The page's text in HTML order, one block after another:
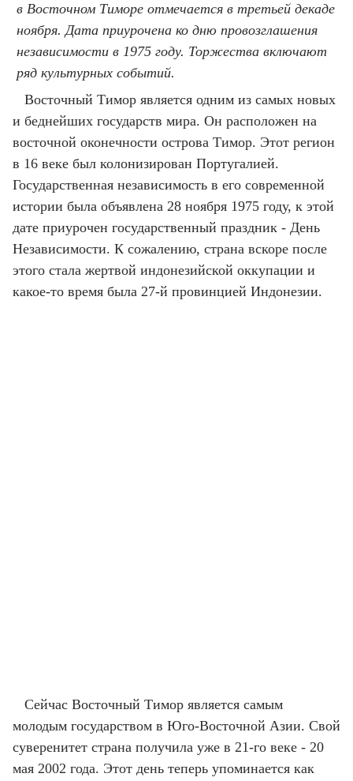
в Восточном Тиморе отмечается в третьей декаде
ноября. Дата приурочена ко дню провозглашения
независимости в 1975 году. Торжества включают
ряд культурных событий.
Восточный Тимор является одним из самых новых
и беднейших государств мира. Он расположен на
восточной оконечности острова Тимор. Этот регион
в 16 веке был колонизирован Португалией.
Государственная независимость в его современной
истории была объявлена 28 ноября 1975 году, к этой
дате приурочен государственный праздник - День
Независимости. К сожалению, страна вскоре после
этого стала жертвой индонезийской оккупации и
какое-то время была 27-й провинцией Индонезии.
Сейчас Восточный Тимор является самым
молодым государством в Юго-Восточной Азии. Свой
суверенитет страна получила уже в 21-го веке - 20
мая 2002 года. Этот день теперь упоминается как